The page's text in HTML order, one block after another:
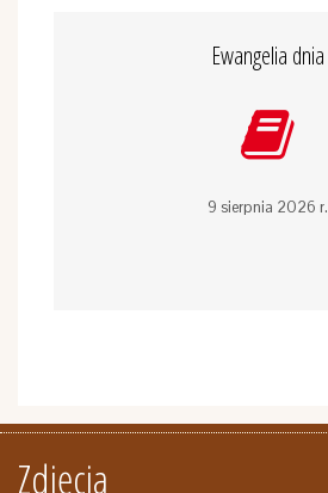
Ewangelia dnia
9 sierpnia 2026 r.
Zdjęcia